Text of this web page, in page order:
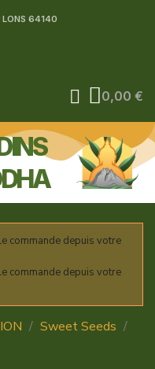
64140
0,00 €
commande depuis votre
commande depuis votre
Sweet Seeds